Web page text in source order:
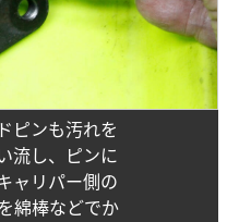
ピンも汚れを
流し、ピンに
ャリパー側の
綿棒などでか